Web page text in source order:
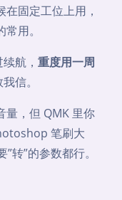
固定工位上用，
用。
航， 重度用一周
信。
量，但 QMK 里你
笔刷大
转”的参数都行。